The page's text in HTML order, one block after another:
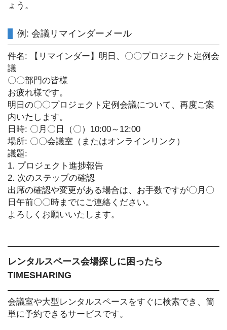
ょう。
例: 会議リマインダーメール
件名: 【リマインダー】明日、〇〇プロジェクト定例会
議
〇〇部門の皆様
お疲れ様です。
明日の〇〇プロジェクト定例会議について、再度ご案
内いたします。
日時: 〇月〇日（〇）10:00～12:00
場所: 〇〇会議室（またはオンラインリンク）
議題:
1. プロジェクト進捗報告
2. 次のステップの確認
出席の確認や変更がある場合は、お手数ですが〇月〇
日午前〇〇時までにご連絡ください。
よろしくお願いいたします。
レンタルスペース会場探しに困ったら
TIMESHARING
会議室や大型レンタルスペースをすぐに検索でき、簡
単に予約できるサービスです。